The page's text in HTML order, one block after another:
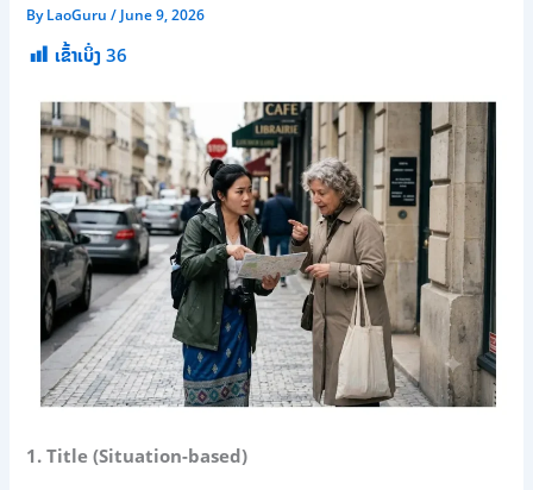
ByLaoGuru/ June 9, 2026
ເຂົ້າເບິ່ງ 36
1. Title (Situation-based)